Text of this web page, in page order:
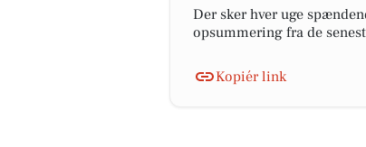
Der sker hver uge
opsummering fra de
Kopiér link